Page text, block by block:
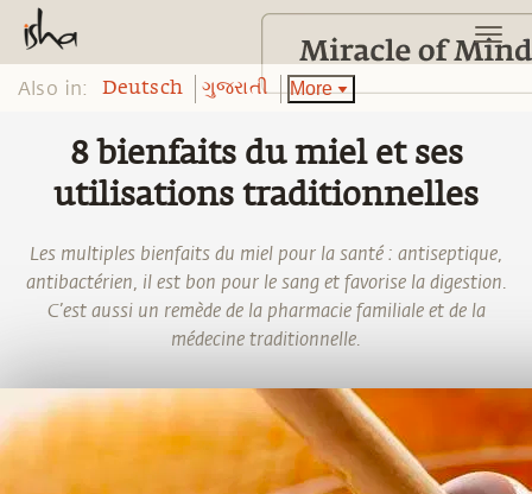
Also in: Deutsch ગુજરાતી More
8 bienfaits du miel et ses
utilisations traditionnelles
Les multiples bienfaits du miel pour la santé : antiseptique,
antibactérien, il est bon pour le sang et favorise la digestion.
C’est aussi un remède de la pharmacie familiale et de la
médecine traditionnelle.